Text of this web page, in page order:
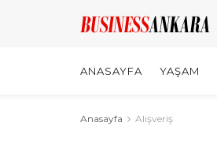
ANASAYFA YAŞAM
Anasayfa Alışveriş